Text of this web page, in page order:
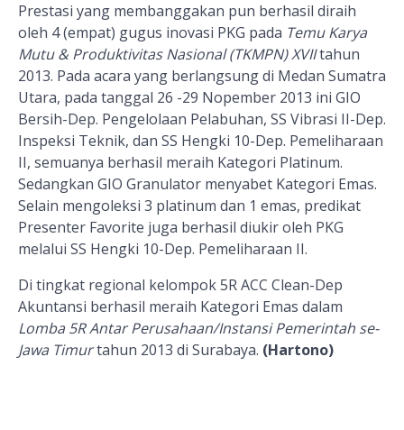
Prestasi yang membanggakan pun berhasil diraih
oleh 4 (empat) gugus inovasi PKG pada Temu Karya
Mutu & Produktivitas Nasional (TKMPN) XVIItahun
2013. Pada acara yang berlangsungdi Medan Sumatra
Utara, pada tanggal 26 -29 Nopember 2013 ini GIO
Bersih-Dep. Pengelolaan Pelabuhan, SS Vibrasi II-Dep.
Inspeksi Teknik, dan SS Hengki 10-Dep. Pemeliharaan
II, semuanya berhasil meraih Kategori Platinum.
Sedangkan GIO Granulator menyabet Kategori Emas.
Selain mengoleksi 3 platinum dan 1 emas, predikat
Presenter Favorite juga berhasil diukir oleh PKG
melalui SS Hengki 10-Dep. Pemeliharaan II.
Di tingkat regional kelompok 5R ACC Clean-Dep
Akuntansi berhasil meraih Kategori Emas dalam
Lomba 5R Antar Perusahaan/InstansiPemerintah se-
Jawa Timurtahun 2013 di Surabaya. (Hartono)